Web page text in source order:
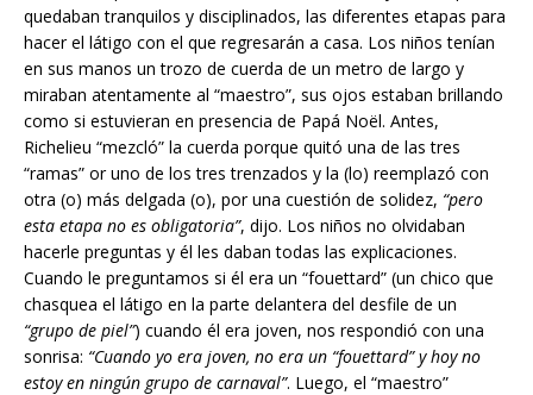
quedaban tranquilos y disciplinados, las diferentes etapas para
hacer el látigo con el que regresarán a casa. Los niños tenían
en sus manos un trozo de cuerda de un metro de largo y
miraban atentamente al “maestro”, sus ojos estaban brillando
como si estuvieran en presencia de Papá Noël. Antes,
Richelieu “mezcló” la cuerda porque quitó una de las tres
“ramas” or uno de los tres trenzados y la (lo) reemplazó con
otra (o) más delgada (o), por una cuestión de solidez, “pero
esta etapa no es obligatoria”, dijo. Los niños no olvidaban
hacerle preguntas y él les daban todas las explicaciones.
Cuando le preguntamos si él era un “fouettard” (un chico que
chasquea el látigo en la parte delantera del desfile de un
“grupo de piel”) cuando él era joven, nos respondió con una
sonrisa: “Cuando yo era joven, no era un “fouettard” y hoy no
estoy en ningún grupo de carnaval”. Luego, el “maestro”